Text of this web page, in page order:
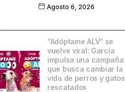
Agosto 6, 2026
“Adóptame ALV” se
vuelve viral: García
impulsa una campaña
que busca cambiar la
vida de perros y gatos
rescatados